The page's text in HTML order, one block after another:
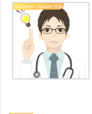
Windows Update 情報